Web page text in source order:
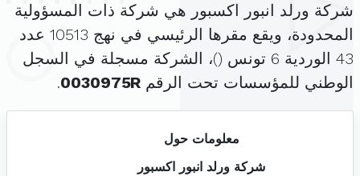
شركة ورلد انبور اكسبور هي شركة ذات المسؤولية
المحدودة، ويقع مقرها الرئيسي في نهج 10513 عدد
43 الوردية 6 تونس (
)، الشركة مسجلة في السجل
الوطني للمؤسسات تحت الرقم 0030975R
.
معلومات حول
شركة ورلد انبور اكسبور